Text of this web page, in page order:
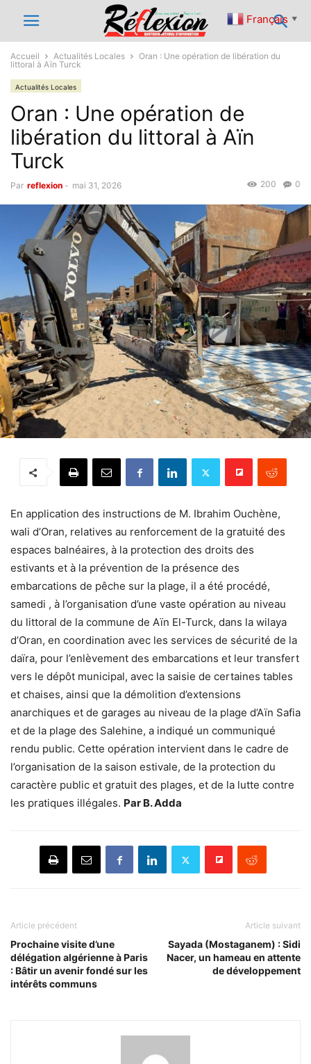
Accueil Actualités Locales
Oran : Une opération de libération du
littoral à Aïn Turck
Actualités Locales
Oran : Une opération de
libération du littoral à Aïn
Turck
Par reflexion - mai 31, 2026 0
200
En application des instructions de M. Ibrahim Ouchène,
wali d’Oran, relatives au renforcement de la gratuité des
espaces balnéaires, à la protection des droits des
estivants et à la prévention de la présence des
embarcations de pêche sur la plage, il a été procédé,
samedi , à l’organisation d’une vaste opération au niveau
du littoral de la commune de Aïn El-Turck, dans la wilaya
d’Oran, en coordination avec les services de sécurité de la
daïra, pour l’enlèvement des embarcations et leur transfert
vers le dépôt municipal, avec la saisie de certaines tables
et chaises, ainsi que la démolition d’extensions
anarchiques et de garages au niveau de la plage d’Aïn Safia
et de la plage des Salehine, a indiqué un communiqué
rendu public. Cette opération intervient dans le cadre de
l’organisation de la saison estivale, de la protection du
caractère public et gratuit des plages, et de la lutte contre
les pratiques illégales. Par B. Adda
Article précédent
Prochaine visite d’une
délégation algérienne à Paris
: Bâtir un avenir fondé sur les
intérêts communs
Article suivant
Sayada (Mostaganem) : Sidi
Nacer, un hameau en attente
de développement
Français ▼